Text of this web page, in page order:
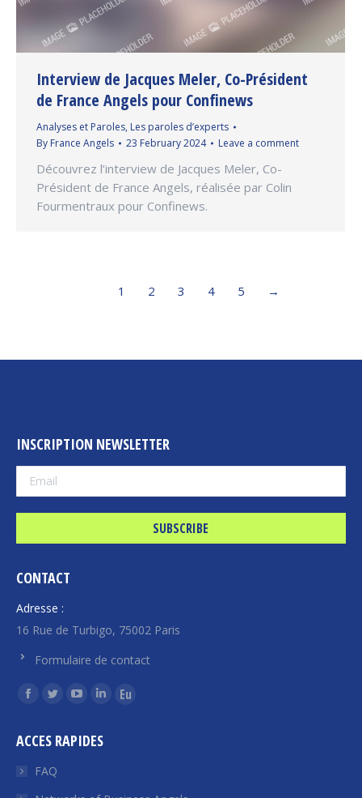
Interview de Jacques Meler, Co-Président
de France Angels pour Confinews
Analyses et Paroles, Les paroles d’experts
By France Angels 23 February 2024 Leave a comment
Découvrez l’interview de Jacques Meler, Co-
Président de France Angels, réalisée par Colin
Fourmentraux pour Confinews.
1 2 3 4 5 →
INSCRIPTION NEWSLETTER
CONTACT
Adresse :
16 Rue de Turbigo, 75002 Paris
Formulaire de contact
Find us on:
Facebook
opens
Twitter
opens
in
YouTube
opens
Linkedin
opens
Euroquity
ACCES RAPIDES
FAQ